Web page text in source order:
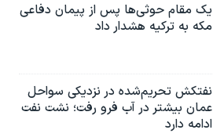
یک مقام حوثی‌ها پس از پیمان دفاعی
مکه به ترکیه هشدار داد
نفتکش تحریم‌شده در نزدیکی سواحل
عمان بیشتر در آب فرو رفت؛ نشت نفت
ادامه دارد